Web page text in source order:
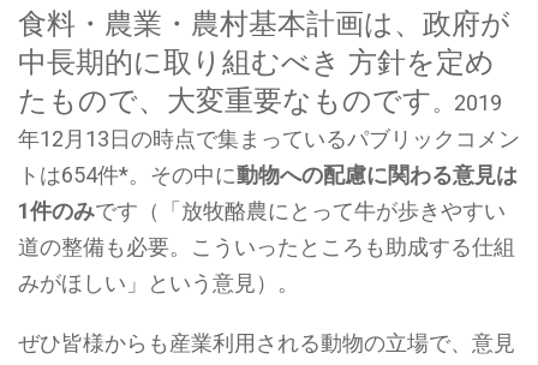
食料・農業・農村基本計画は、政府が
中長期的に取り組むべき 方針を定め
たもので、大変重要なものです。2019
年12月13日の時点で集まっているパブリックコメン
トは654件*。その中に動物への配慮に関わる意見は
1件のみです（「放牧酪農にとって牛が歩きやすい
道の整備も必要。こういったところも助成する仕組
みがほしい」という意見）。
ぜひ皆様からも産業利用される動物の立場で、意見